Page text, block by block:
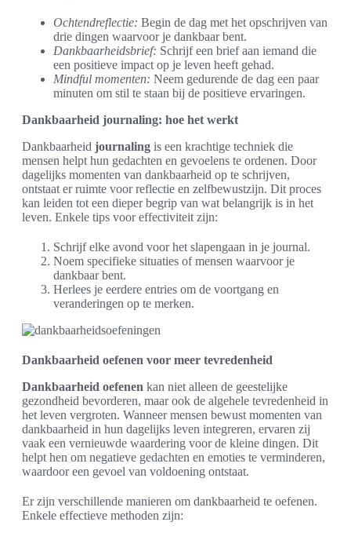
Ochtendreflectie: Begin de dag met het opschrijven van
drie dingen waarvoor je dankbaar bent.
Dankbaarheidsbrief: Schrijf een brief aan iemand die
een positieve impact op je leven heeft gehad.
Mindful momenten: Neem gedurende de dag een paar
minuten om stil te staan bij de positieve ervaringen.
Dankbaarheid journaling: hoe het werkt
Dankbaarheid journaling is een krachtige techniek die
mensen helpt hun gedachten en gevoelens te ordenen. Door
dagelijks momenten van dankbaarheid op te schrijven,
ontstaat er ruimte voor reflectie en zelfbewustzijn. Dit proces
kan leiden tot een dieper begrip van wat belangrijk is in het
leven. Enkele tips voor effectiviteit zijn:
Schrijf elke avond voor het slapengaan in je journal.
Noem specifieke situaties of mensen waarvoor je
dankbaar bent.
Herlees je eerdere entries om de voortgang en
veranderingen op te merken.
Dankbaarheid oefenen voor meer tevredenheid
Dankbaarheid oefenen kan niet alleen de geestelijke
gezondheid bevorderen, maar ook de algehele tevredenheid in
het leven vergroten. Wanneer mensen bewust momenten van
dankbaarheid in hun dagelijks leven integreren, ervaren zij
vaak een vernieuwde waardering voor de kleine dingen. Dit
helpt hen om negatieve gedachten en emoties te verminderen,
waardoor een gevoel van voldoening ontstaat.
Er zijn verschillende manieren om dankbaarheid te oefenen.
Enkele effectieve methoden zijn: